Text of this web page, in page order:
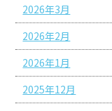
2026年3月
2026年2月
2026年1月
2025年12月